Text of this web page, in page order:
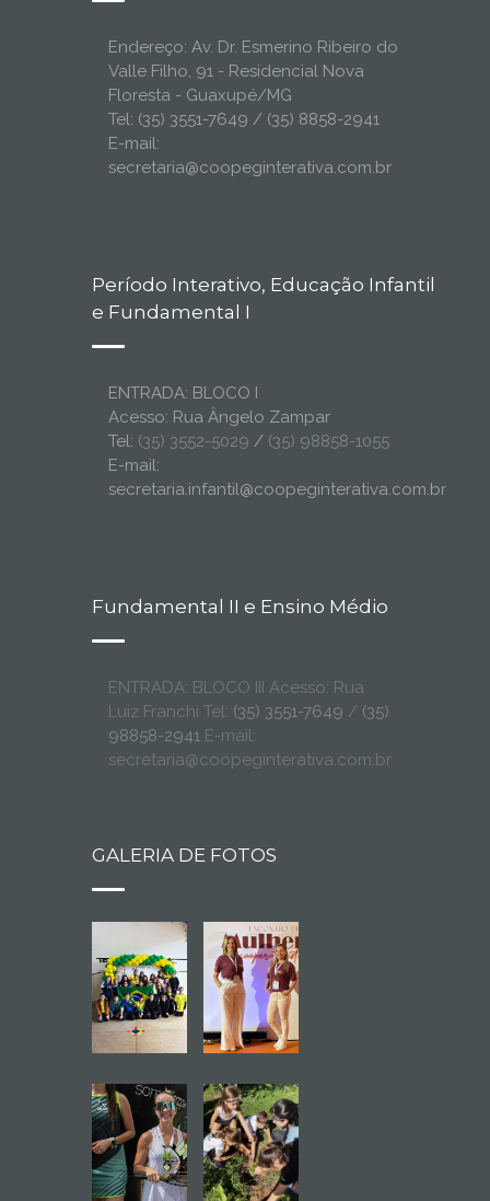
Endereço: Av. Dr. Esmerino Ribeiro do
Valle Filho, 91 - Residencial Nova
Floresta - Guaxupé/MG
Tel: (35) 3551-7649 / (35) 8858-2941
E-mail:
secretaria@coopeginterativa.com.br
Período Interativo, Educação Infantil
e Fundamental I
ENTRADA: BLOCO I
Acesso: Rua Ângelo Zampar
Tel: (35) 3552-5029 / (35) 98858-1055
E-mail:
secretaria.infantil@coopeginterativa.com.br
Fundamental II e Ensino Médio
ENTRADA: BLOCO III Acesso: Rua
Luiz Franchi Tel: (35) 3551-7649 / (35)
98858-2941 E-mail:
secretaria@coopeginterativa.com.br
GALERIA DE FOTOS